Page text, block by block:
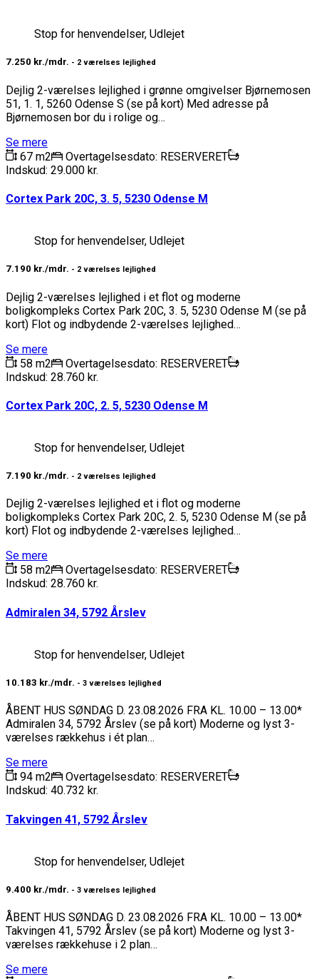
Stop for henvendelser, Udlejet
7.250 kr./mdr. - 2 værelses lejlighed
Dejlig 2-værelses lejlighed i grønne omgivelser Bjørnemosen
51, 1. 1, 5260 Odense S (se på kort) Med adresse på
Bjørnemosen bor du i rolige og…
Se mere
67 m2
Overtagelsesdato: RESERVERET
Indskud: 29.000 kr.
Cortex Park 20C, 3. 5, 5230 Odense M
Stop for henvendelser, Udlejet
7.190 kr./mdr. - 2 værelses lejlighed
Dejlig 2-værelses lejlighed i et flot og moderne
boligkompleks Cortex Park 20C, 3. 5, 5230 Odense M (se på
kort) Flot og indbydende 2-værelses lejlighed…
Se mere
58 m2
Overtagelsesdato: RESERVERET
Indskud: 28.760 kr.
Cortex Park 20C, 2. 5, 5230 Odense M
Stop for henvendelser, Udlejet
7.190 kr./mdr. - 2 værelses lejlighed
Dejlig 2-værelses lejlighed et i flot og moderne
boligkompleks Cortex Park 20C, 2. 5, 5230 Odense M (se på
kort) Flot og indbydende 2-værelses lejlighed…
Se mere
58 m2
Overtagelsesdato: RESERVERET
Indskud: 28.760 kr.
Admiralen 34, 5792 Årslev
Stop for henvendelser, Udlejet
10.183 kr./mdr. - 3 værelses lejlighed
ÅBENT HUS SØNDAG D. 23.08.2026 FRA KL. 10.00 – 13.00*
Admiralen 34, 5792 Årslev (se på kort) Moderne og lyst 3-
værelses rækkehus i ét plan…
Se mere
94 m2
Overtagelsesdato: RESERVERET
Indskud: 40.732 kr.
Takvingen 41, 5792 Årslev
Stop for henvendelser, Udlejet
9.400 kr./mdr. - 3 værelses lejlighed
ÅBENT HUS SØNDAG D. 23.08.2026 FRA KL. 10.00 – 13.00*
Takvingen 41, 5792 Årslev (se på kort) Moderne og lyst 3-
værelses rækkehuse i 2 plan…
Se mere